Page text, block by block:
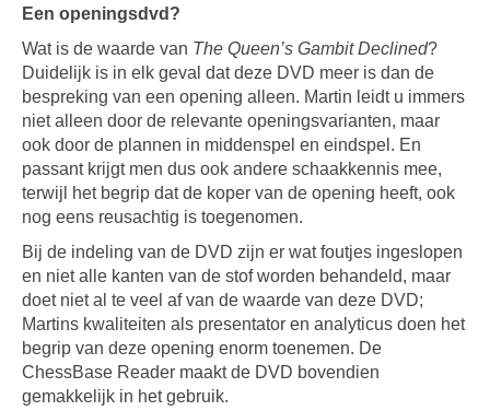
Een openingsdvd?
Wat is de waarde van The Queen’s Gambit Declined?
Duidelijk is in elk geval dat deze DVD meer is dan de
bespreking van een opening alleen. Martin leidt u immers
niet alleen door de relevante openingsvarianten, maar
ook door de plannen in middenspel en eindspel. En
passant krijgt men dus ook andere schaakkennis mee,
terwijl het begrip dat de koper van de opening heeft, ook
nog eens reusachtig is toegenomen.
Bij de indeling van de DVD zijn er wat foutjes ingeslopen
en niet alle kanten van de stof worden behandeld, maar
doet niet al te veel af van de waarde van deze DVD;
Martins kwaliteiten als presentator en analyticus doen het
begrip van deze opening enorm toenemen. De
ChessBase Reader maakt de DVD bovendien
gemakkelijk in het gebruik.